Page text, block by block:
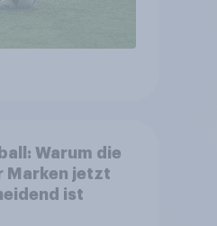
Warum die
Marken jetzt
ist